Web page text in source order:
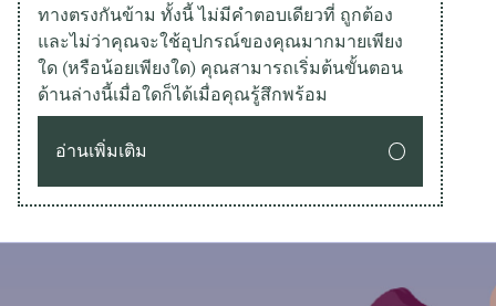
ทางตรงกันข้าม ทั้งนี้ ไม่มีคำตอบเดียวที่ ถูกต้อง
และไม่ว่าคุณจะใช้อุปกรณ์ของคุณมากมายเพียง
ใด (หรือน้อยเพียงใด) คุณสามารถเริ่มต้นขั้นตอน
ด้านล่างนี้เมื่อใดก็ได้เมื่อคุณรู้สึกพร้อม
อ่านเพิ่มเติม